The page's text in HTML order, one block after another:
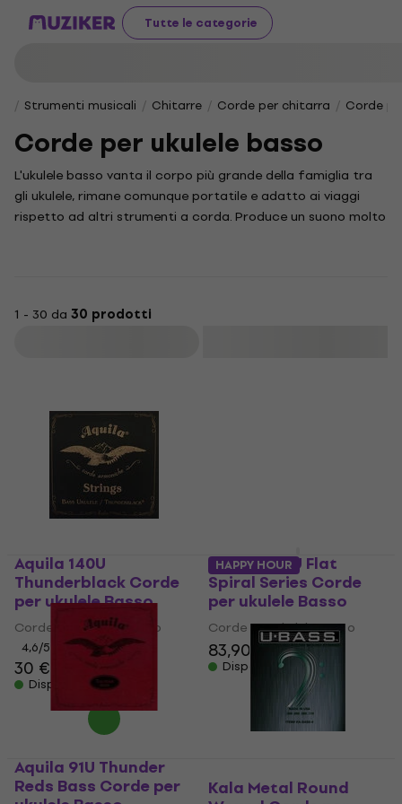
Tutte le categorie
Strumenti musicali Chitarre Corde per chitarra Corde
Corde per ukulele basso
L'ukulele basso vanta il corpo più grande della famiglia tra
gli ukulele, rimane comunque portatile e adatto ai viaggi
rispetto ad altri strumenti a corda. Produce un suono molto
ukulele non riesce a tenere il passo, ti consigliamo per prima
1 - 30 da 30 prodotti
Aquila 140U
Thunderblack Corde
per ukulele Basso
Corde per ukulele Basso
4,6/5
30 €
Disponibile
Aquila 200U Flat
Spiral Series Corde
per ukulele Basso
Corde per ukulele Basso
83,90 €
Disponibile
Aquila 91U Thunder
Reds Bass Corde per
HAPPY HOUR
Kala Metal Round